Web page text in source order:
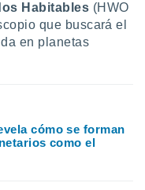
Habitables (HWO
que buscará el
en planetas
cómo se forman
como el